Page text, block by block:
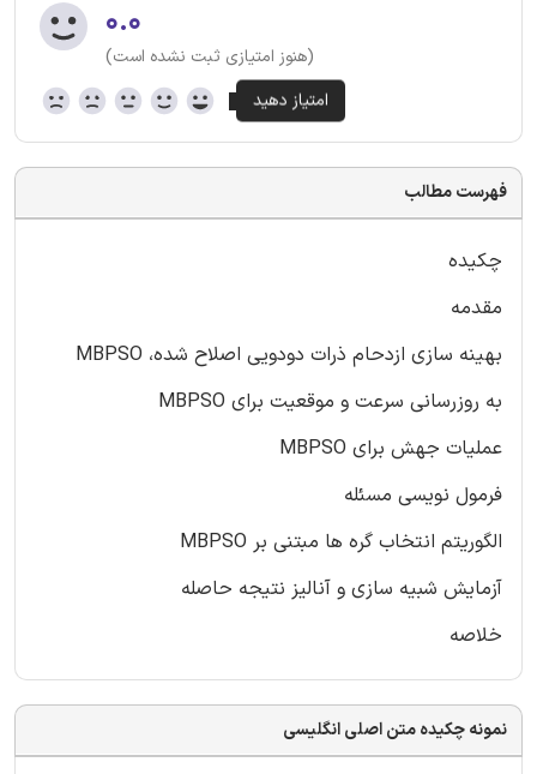
۰.۰
(هنوز امتیازی ثبت نشده است)
فهرست مطالب
چکیده
مقدمه
بهینه سازی ازدحام ذرات دودویی اصلاح شده، MBPSO
به روزرسانی سرعت و موقعیت برای MBPSO
عملیات جهش برای MBPSO
فرمول نویسی مسئله
الگوریتم انتخاب گره ها مبتنی بر MBPSO
آزمایش شبیه سازی و آنالیز نتیجه حاصله
خلاصه
نمونه چکیده متن اصلی انگلیسی